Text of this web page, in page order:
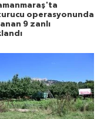
operasyonunda
9 zanlı